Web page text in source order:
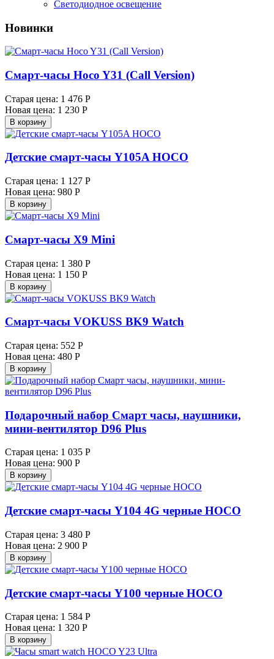
Светодиодное освещение
Новинки
Смарт-часы Hoco Y31 (Call Version)
Старая цена: 1 476 Р
Новая цена: 1 230 Р
В корзину
Детские смарт-часы Y105A HOCO
Старая цена: 1 127 Р
Новая цена: 980 Р
В корзину
Смарт-часы X9 Mini
Старая цена: 1 380 Р
Новая цена: 1 150 Р
В корзину
Смарт-часы VOKUSS BK9 Watch
Старая цена: 552 Р
Новая цена: 480 Р
В корзину
Подарочный набор Смарт часы, наушники,
мини-вентилятор D96 Plus
Старая цена: 1 035 Р
Новая цена: 900 Р
В корзину
Детские смарт-часы Y104 4G черные HOCO
Старая цена: 3 480 Р
Новая цена: 2 900 Р
В корзину
Детские смарт-часы Y100 черные HOCO
Старая цена: 1 584 Р
Новая цена: 1 320 Р
В корзину